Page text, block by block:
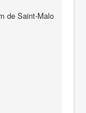
de Saint-Malo